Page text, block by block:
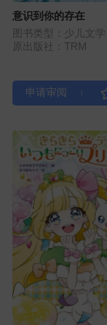
意识到你的存在
图书类型：少儿文学
原出版社：TRM